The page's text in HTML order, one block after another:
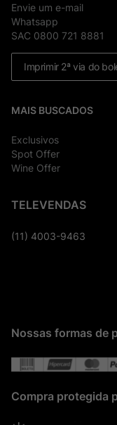
Envie um e-mail
Whatsapp
SAC 0800 721 8881
Imprimir 2ª via do
MAIS BUSCADOS
Exclusivos
Spot Offer
Wine Offer
TELEVENDAS
(11) 4003-9463
Nossas formas de
Compra protegida